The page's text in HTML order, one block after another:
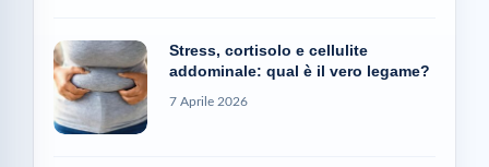
Stress, cortisolo e cellulite
addominale: qual è il vero legame?
7 Aprile 2026